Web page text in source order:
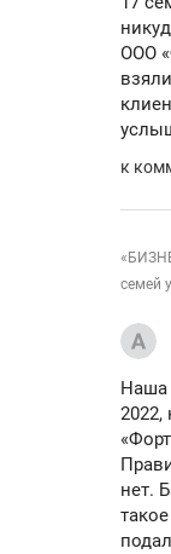
ООО
к
семей
Наша
2022,
нет.
до квартиры и
ключа: какой
в ЖК «Нова»